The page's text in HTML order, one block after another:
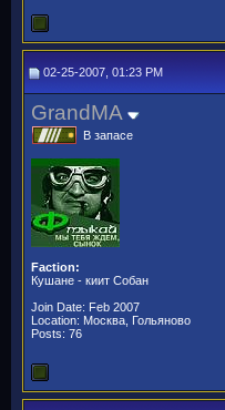
02-25-2007, 01:23 PM
GrandMA
В запасе
Faction:
Кушане - киит Собан
Join Date: Feb 2007
Location: Москва, Гольяново
Posts: 76